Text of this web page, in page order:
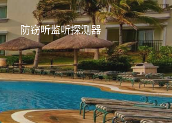
防窃听监听探测器